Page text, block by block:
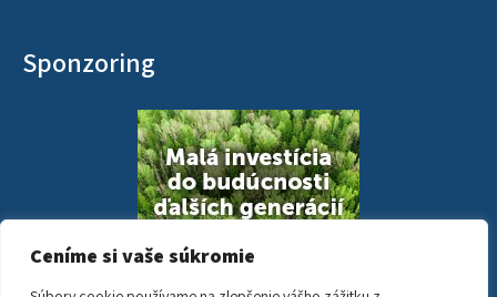
Ceníme si vaše súkromie
Sponzoring